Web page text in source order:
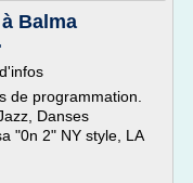
Balma
de programmation.
Danses
"0n 2" NY style, LA